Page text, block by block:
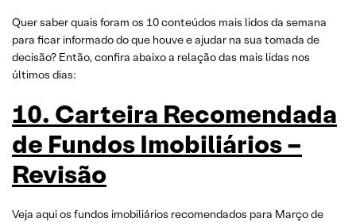
Quer saber quais foram os 10 conteúdos mais lidos da semana
para ficar informado do que houve e ajudar na sua tomada de
decisão? Então, confira abaixo a relação das mais lidas nos
últimos dias:
10. Carteira Recomendada
de Fundos Imobiliários –
Revisão
Veja aqui os fundos imobiliários recomendados para Março de